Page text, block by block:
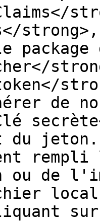
de
du jeton.
ou de
sur